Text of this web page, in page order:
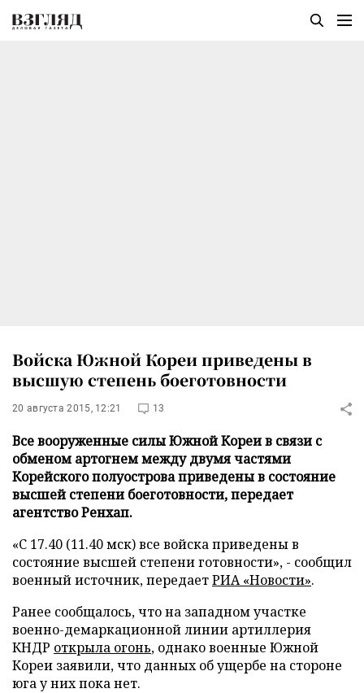
Войска Южной Кореи приведены в
высшую степень боеготовности
20 августа 2015, 12:21 13
Все вооруженные силы Южной Кореи в связи с
обменом артогнем между двумя частями
Корейского полуострова приведены в состояние
высшей степени боеготовности, передает
агентство Ренхап.
«С 17.40 (11.40 мск) все войска приведены в
состояние высшей степени готовности», - сообщил
военный источник, передаетРИА «Новости».
Ранее сообщалось, что на западном участке
военно-демаркационной линии артиллерия
КНДР открыла огонь, однако военные Южной
Кореи заявили, что данных об ущербе на стороне
юга у них пока нет.